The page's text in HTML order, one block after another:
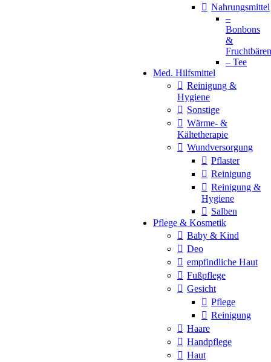
Nahrungsmittel
–
Bonbons
&
Fruchtbären
– Tee
Med. Hilfsmittel
Reinigung &
Hygiene
Sonstige
Wärme- &
Kältetherapie
Wundversorgung
Pflaster
Reinigung
Reinigung &
Hygiene
Salben
Pflege & Kosmetik
Baby & Kind
Deo
empfindliche Haut
Fußpflege
Gesicht
Pflege
Reinigung
Haare
Handpflege
Haut